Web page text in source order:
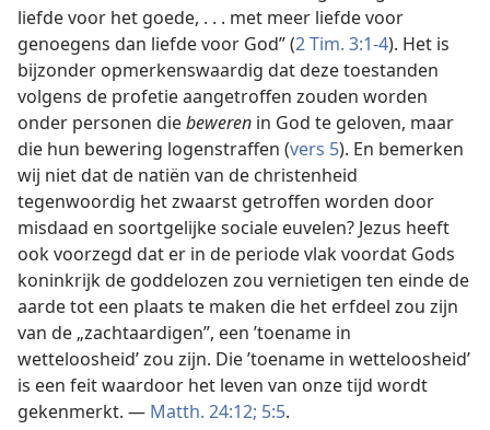
liefde voor het goede, . . . met meer liefde voor
genoegens dan liefde voor God” (2 Tim. 3:1-4). Het is
bijzonder opmerkenswaardig dat deze toestanden
volgens de profetie aangetroffen zouden worden
onder personen diebeweren in God te geloven, maar
die hun bewering logenstraffen (vers 5). En bemerken
wij niet dat de natiën van de christenheid
tegenwoordig het zwaarst getroffen worden door
misdaad en soortgelijke sociale euvelen? Jezus heeft
ook voorzegd dat er in de periode vlak voordat Gods
koninkrijk de goddelozen zou vernietigen ten einde de
aarde tot een plaats te maken die het erfdeel zou zijn
van de „zachtaardigen”, een ’toename in
wetteloosheid’ zou zijn. Die ’toename in wetteloosheid’
is een feit waardoor het leven van onze tijd wordt
gekenmerkt. — Matth. 24:12; 5:5.